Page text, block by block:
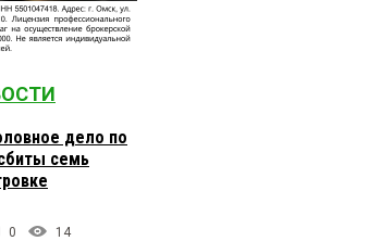
дело по
семь
0 14